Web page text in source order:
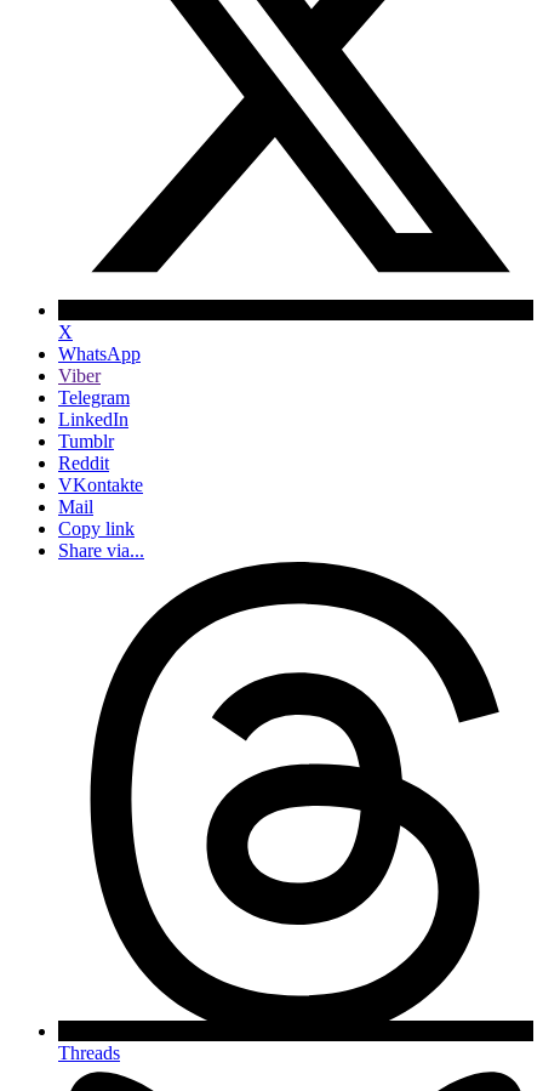
X
WhatsApp
Viber
Telegram
LinkedIn
Tumblr
Reddit
VKontakte
Mail
Copy link
Share via...
Threads